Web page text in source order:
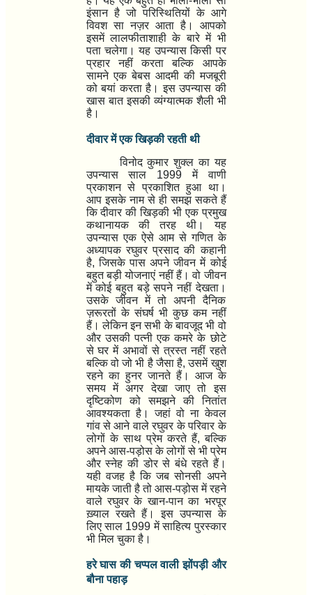
इंसान है जो परिस्थितियों के आगे
विवश सा नज़र आता है। आपको
इसमें लालफीताशाही के बारे में भी
पता चलेगा। यह उपन्यास किसी पर
प्रहार नहीं करता बल्कि आपके
सामने एक बेबस आदमी की मजबूरी
को बयां करता है। इस उपन्यास की
खास बात इसकी व्यंग्यात्मक शैली भी
है।
दीवार में एक खिड़की रहती थी
विनोद कुमार शुक्ल का यह
उपन्यास साल 1999में वाणी
प्रकाशन से प्रकाशित हुआ था।
आप इसके नाम से ही समझ सकते हैं
कि दीवार की खिड़की भी एक प्रमुख
कथानायक की तरह थी। यह
उपन्यास एक ऐसे आम से गणित के
अध्यापक रघुवर प्रसाद की कहानी
है,जिसके पास अपने जीवन में कोई
बहुत बड़ी योजनाएं नहीं हैं। वो जीवन
में कोई बहुत बड़े सपने नहीं देखता।
उसके जीवन में तो अपनी दैनिक
ज़रूरतों के संघर्ष भी कुछ कम नहीं
हैं। लेकिन इन सभी के बावजूद भी वो
और उसकी पत्नी एक कमरे के छोटे
से घर में अभावों से त्रस्त नहीं रहते
बल्कि वो जो भी है जैसा है,उसमें खुश
रहने का हुनर जानते हैं। आज के
समय में अगर देखा जाए तो इस
दृष्टिकोण को समझने की नितांत
आवश्यकता है। जहां वो ना केवल
गांव से आने वाले रघुवर के परिवार के
लोगों के साथ प्रेम करते हैं,बल्कि
अपने आस-पड़ोस के लोगों से भी प्रेम
और स्नेह की डोर से बंधे रहते हैं।
यही वजह है कि जब सोनसी अपने
मायके जाती है तो आस-पड़ोस में रहने
वाले रघुवर के खान-पान का भरपूर
ख़्याल रखते हैं। इस उपन्यास के
लिए साल 1999में साहित्य पुरस्कार
भी मिल चुका है।
हरे घास की चप्पल वाली झोंपड़ी और
बौना पहाड़